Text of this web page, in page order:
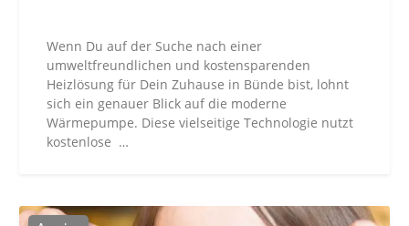
Wenn Du auf der Suche nach einer
umweltfreundlichen und kostensparenden
Heizlösung für Dein Zuhause in Bünde bist, lohnt
sich ein genauer Blick auf die moderne
Wärmepumpe. Diese vielseitige Technologie nutzt
kostenlose …